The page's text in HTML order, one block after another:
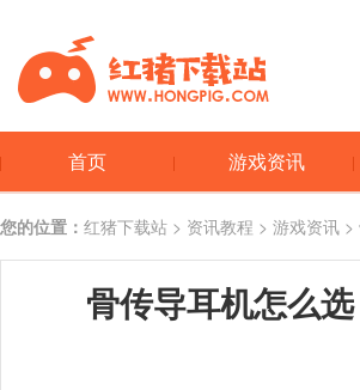
首页 游戏资讯
您的位置： 红猪下载站 > 资讯教程 > 游戏资讯 >
骨传导耳机怎么